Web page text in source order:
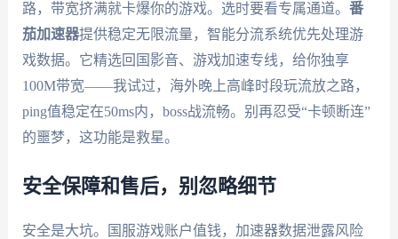
路，带宽挤满就卡爆你的游戏。选时要看专属通道。 番
茄加速器提供稳定无限流量，智能分流系统优先处理游
戏数据。它精选回国影音、游戏加速专线，给你独享
100M带宽——我试过，海外晚上高峰时段玩流放之路，
ping值稳定在50ms内，boss战流畅。别再忍受“卡顿断连”
的噩梦，这功能是救星。
安全保障和售后，别忽略细节
安全是大坑。国服游戏账户值钱，加速器数据泄露风险